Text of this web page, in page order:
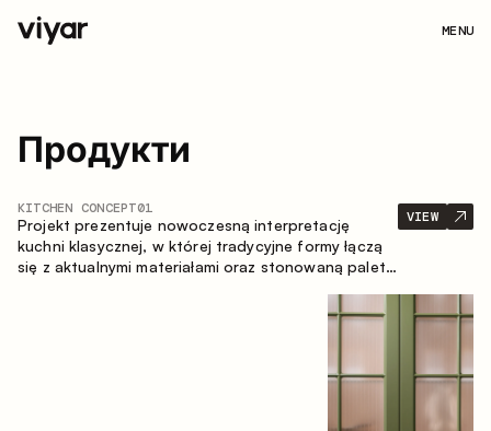
MENU
Продукти
KITCHEN CONCEPT01
Projekt prezentuje nowoczesną interpretację
kuchni klasycznej, w której tradycyjne formy łączą
się z aktualnymi materiałami oraz stonowaną paletą
kompozycja zabudowy tworzy komfortową i
VIEW